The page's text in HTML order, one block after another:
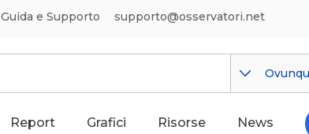
Guida e Supporto supporto@osservatori.net
Report Grafici Risorse News